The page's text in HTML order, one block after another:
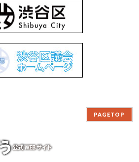
PAGETOP